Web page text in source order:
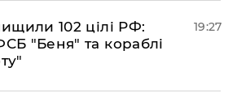
102 цілі РФ:
"Беня" та кораблі
19:27